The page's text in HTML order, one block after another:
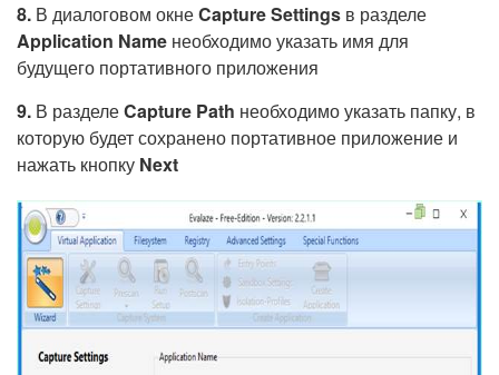
8. В диалоговом окнеCapture Settings в разделе
Application Name необходимо указать имя для
будущего портативного приложения
9. В разделеCapture Path необходимо указать папку, в
которую будет сохранено портативное приложение и
нажать кнопку Next